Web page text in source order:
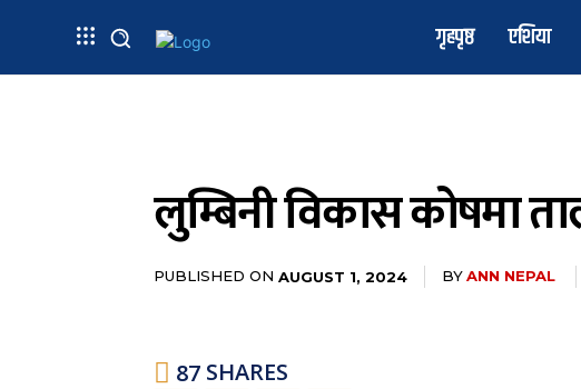
गृहपृष्ठ एशिया
लुम्बिनी विकास कोषमा
PUBLISHED ON AUGUST 1, 2024 BYANN NEPAL
87 SHARES